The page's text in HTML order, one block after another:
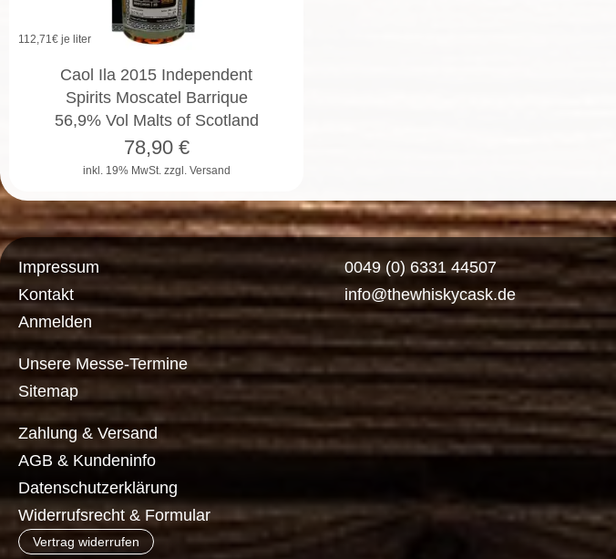
112,71€ je liter
Caol Ila 2015 Independent
Spirits Moscatel Barrique
56,9% Vol Malts of Scotland
inkl. 19% MwSt. zzgl. Versand
78,90€
Impressum
Kontakt
Anmelden
Unsere Messe-Termine
Sitemap
Zahlung & Versand
AGB & Kundeninfo
Datenschutzerklärung
Widerrufsrecht & Formular
Vertrag widerrufen
0049 (0) 6331 44507
info@thewhiskycask.de